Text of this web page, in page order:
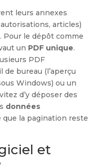
leurs annexes
articles)
Pour le dépôt comme
un PDF unique.
PDF
bureau (l’aperçu
Windows) ou un
d’y déposer des
données
que la pagination reste
et